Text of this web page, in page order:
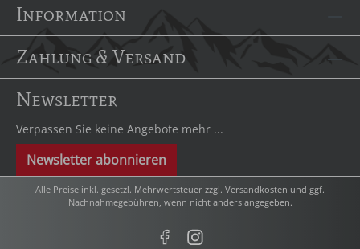
Information
Zahlung & Versand
Newsletter
Verpassen Sie keine Angebote mehr ...
Newsletter abonnieren
Alle Preise inkl. gesetzl. Mehrwertsteuer zzgl. Versandkosten und ggf.
Nachnahmegebühren, wenn nicht anders angegeben.